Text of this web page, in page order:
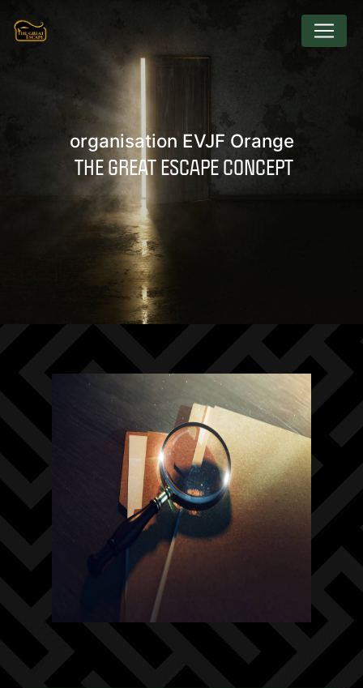
organisation EVJF Orange
THE GREAT ESCAPE CONCEPT